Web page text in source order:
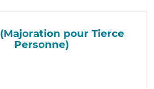
(Majoration pour Tierce
Personne)